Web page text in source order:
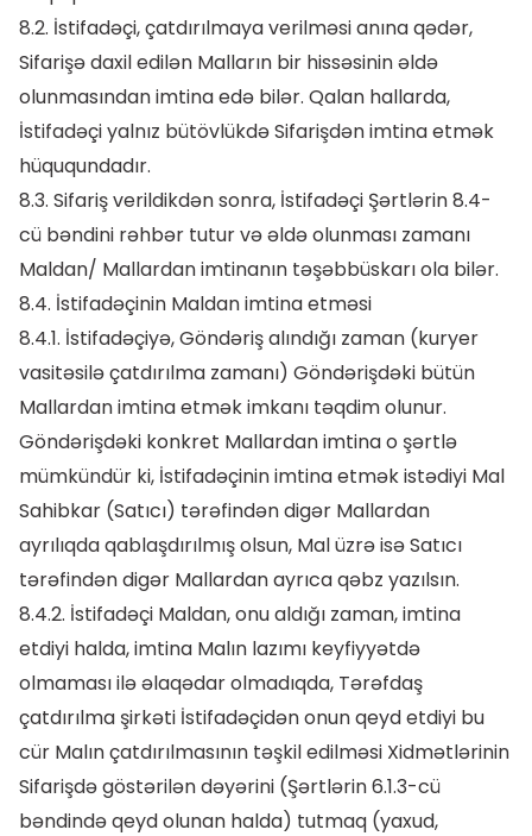
8.2. İstifadəçi, çatdırılmaya verilməsi anına qədər,
Sifarişə daxil edilən Malların bir hissəsinin əldə
olunmasından imtina edə bilər. Qalan hallarda,
İstifadəçi yalnız bütövlükdə Sifarişdən imtina etmək
hüququndadır.
8.3. Sifariş verildikdən sonra, İstifadəçi Şərtlərin 8.4-
cü bəndini rəhbər tutur və əldə olunması zamanı
Maldan/ Mallardan imtinanın təşəbbüskarı ola bilər.
8.4. İstifadəçinin Maldan imtina etməsi
8.4.1. İstifadəçiyə, Göndəriş alındığı zaman (kuryer
vasitəsilə çatdırılma zamanı) Göndərişdəki bütün
Mallardan imtina etmək imkanı təqdim olunur.
Göndərişdəki konkret Mallardan imtina o şərtlə
mümkündür ki, İstifadəçinin imtina etmək istədiyi Mal
Sahibkar (Satıcı) tərəfindən digər Mallardan
ayrılıqda qablaşdırılmış olsun, Mal üzrə isə Satıcı
tərəfindən digər Mallardan ayrıca qəbz yazılsın.
8.4.2. İstifadəçi Maldan, onu aldığı zaman, imtina
etdiyi halda, imtina Malın lazımı keyfiyyətdə
olmaması ilə əlaqədar olmadıqda, Tərəfdaş
çatdırılma şirkəti İstifadəçidən onun qeyd etdiyi bu
cür Malın çatdırılmasının təşkil edilməsi Xidmətlərinin
Sifarişdə göstərilən dəyərini (Şərtlərin 6.1.3-cü
bəndində qeyd olunan halda) tutmaq (yaxud,